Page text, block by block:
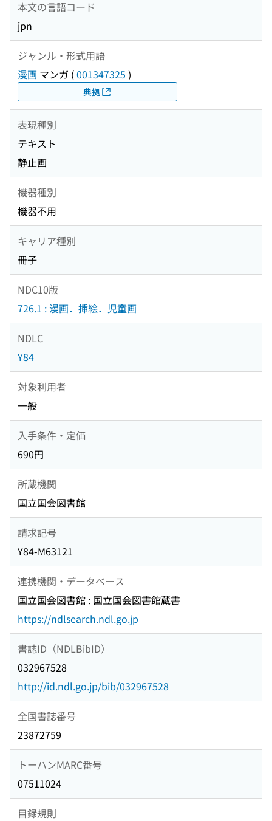
本文の言語コード
jpn
ジャンル・形式用語
漫画 マンガ (001347325 )
典拠
表現種別
テキスト
静止画
機器種別
機器不用
キャリア種別
冊子
NDC10版
726.1 : 漫画．挿絵．児童画
NDLC
Y84
対象利用者
一般
入手条件・定価
690円
所蔵機関
国立国会図書館
請求記号
Y84-M63121
連携機関・データベース
国立国会図書館 : 国立国会図書館蔵書
https://ndlsearch.ndl.go.jp
書誌ID（NDLBibID）
032967528
http://id.ndl.go.jp/bib/032967528
全国書誌番号
23872759
トーハンMARC番号
07511024
目録規則